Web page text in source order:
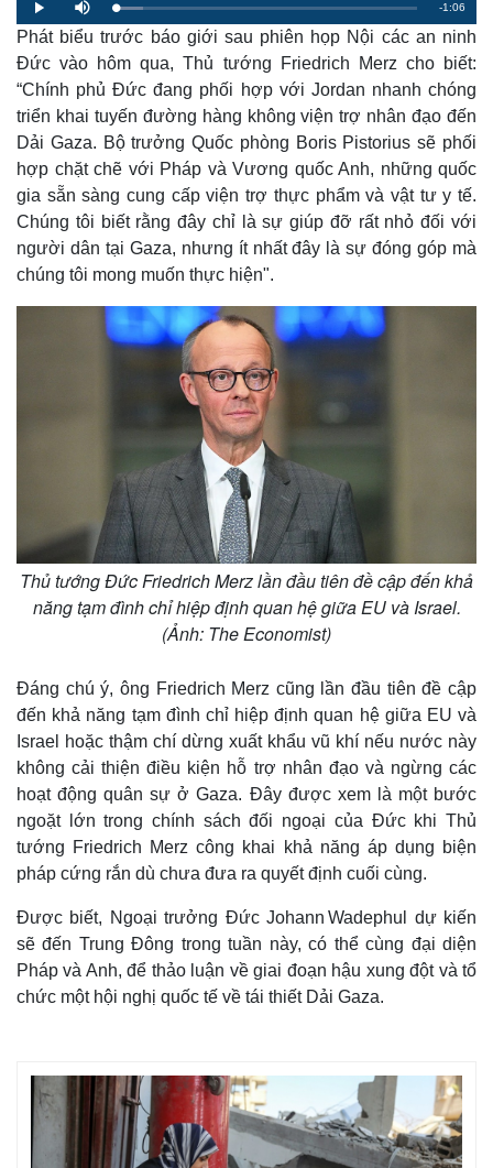
P
l
a
y
M
u
t
e
L
o
a
d
9
.
2
1
R
e
n
T
-1:06
Phát biểu trước báo giới sau phiên họp Nội các an ninh
Đức vào hôm qua, Thủ tướng Friedrich Merz cho biết:
“Chính phủ Đức đang phối hợp với Jordan nhanh chóng
triển khai tuyến đường hàng không viện trợ nhân đạo đến
Dải Gaza. Bộ trưởng Quốc phòng Boris Pistorius sẽ phối
hợp chặt chẽ với Pháp và Vương quốc Anh, những quốc
gia sẵn sàng cung cấp viện trợ thực phẩm và vật tư y tế.
Chúng tôi biết rằng đây chỉ là sự giúp đỡ rất nhỏ đối với
người dân tại Gaza, nhưng ít nhất đây là sự đóng góp mà
chúng tôi mong muốn thực hiện".
Thủ tướng Đức Friedrich Merz lần đầu tiên đề cập đến khả
năng tạm đình chỉ hiệp định quan hệ giữa EU và Israel.
(Ảnh: The Economist)
Đáng chú ý, ông Friedrich Merz cũng lần đầu tiên đề cập
đến khả năng tạm đình chỉ hiệp định quan hệ giữa EU và
Israel hoặc thậm chí dừng xuất khẩu vũ khí nếu nước này
không cải thiện điều kiện hỗ trợ nhân đạo và ngừng các
hoạt động quân sự ở Gaza. Đây được xem là một bước
ngoặt lớn trong chính sách đối ngoại của Đức khi Thủ
tướng Friedrich Merz công khai khả năng áp dụng biện
pháp cứng rắn dù chưa đưa ra quyết định cuối cùng.
Được biết, Ngoại trưởng Đức Johann Wadephul dự kiến
sẽ đến Trung Đông trong tuần này, có thể cùng đại diện
Pháp và Anh, để thảo luận về giai đoạn hậu xung đột và tổ
chức một hội nghị quốc tế về tái thiết Dải Gaza.